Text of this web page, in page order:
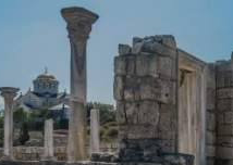
доби. Раритети викрадені з
спадщини ЮНЕСКО «Херсонеса
– на виставку «Золото Візантії»,
Україні вважають це лише […]